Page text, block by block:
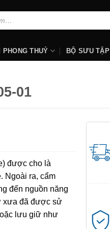
PHONG THUỶ BỘ SƯU TẬP
01
được cho là
Ngoài ra, cẩm
đến nguồn năng
xưa đã được sử
lưu giữ như